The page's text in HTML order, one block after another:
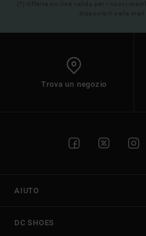
(*) Offerta on-line valida per i nuovi
disponibili nella mail
Trova un negozio
AIUTO
DC SHOES